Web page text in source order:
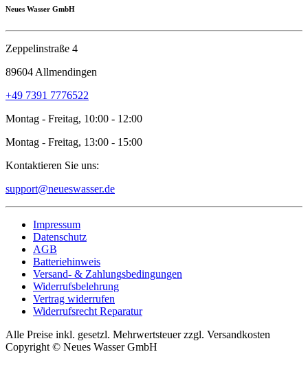
Neues Wasser GmbH
Zeppelinstraße 4
89604 Allmendingen
+49 7391 7776522
Montag - Freitag, 10:00 - 12:00
Montag - Freitag, 13:00 - 15:00
Kontaktieren Sie uns:
support@neueswasser.de
Impressum
Datenschutz
AGB
Batteriehinweis
Versand- & Zahlungsbedingungen
Widerrufsbelehrung
Vertrag widerrufen
Widerrufsrecht Reparatur
Alle Preise inkl. gesetzl. Mehrwertsteuer zzgl. Versandkosten
Copyright © Neues Wasser GmbH